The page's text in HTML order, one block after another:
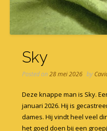
Sky
Posted on28 mei 2026 by
Deze knappe man is Sky.
januari 2026. Hij is
dames. Hij vindt heel veel
het goed doen bij een